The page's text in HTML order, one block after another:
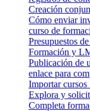
Creación
Cómo enviar
curso de
Presupuestos
Formación y
Publicación de
enlace para
Importar
Explora y
Completa